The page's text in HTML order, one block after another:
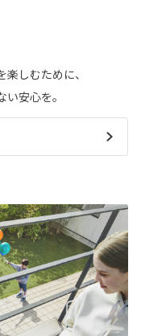
しむために、
安心を。